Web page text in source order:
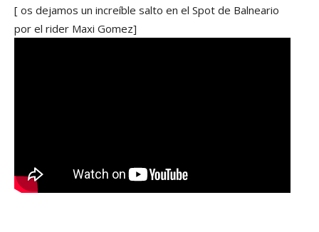
[ os dejamos un increíble salto en el Spot de Balneario
por el rider Maxi Gomez]